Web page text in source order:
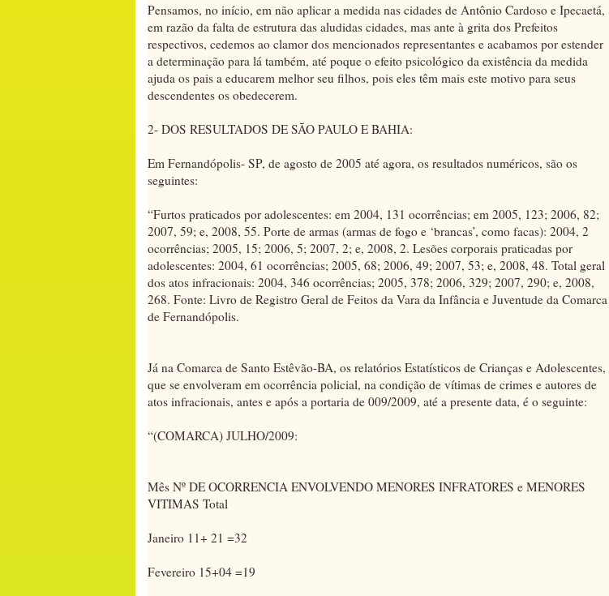
Pensamos, no início, em não aplicar a medida nas cidades de Antônio Cardoso e Ipecaetá,
em razão da falta de estrutura das aludidas cidades, mas ante à grita dos Prefeitos
respectivos, cedemos ao clamor dos mencionados representantes e acabamos por estender
a determinação para lá também, até poque o efeito psicológico da existência da medida
ajuda os pais a educarem melhor seu filhos, pois eles têm mais este motivo para seus
descendentes os obedecerem.
2- DOS RESULTADOS DE SÃO PAULO E BAHIA:
Em Fernandópolis- SP, de agosto de 2005 até agora, os resultados numéricos, são os
seguintes:
“Furtos praticados por adolescentes: em 2004, 131 ocorrências; em 2005, 123; 2006, 82;
2007, 59; e, 2008, 55. Porte de armas (armas de fogo e ‘brancas’, como facas): 2004, 2
ocorrências; 2005, 15; 2006, 5; 2007, 2; e, 2008, 2. Lesões corporais praticadas por
adolescentes: 2004, 61 ocorrências; 2005, 68; 2006, 49; 2007, 53; e, 2008, 48. Total geral
dos atos infracionais: 2004, 346 ocorrências; 2005, 378; 2006, 329; 2007, 290; e, 2008,
268. Fonte: Livro de Registro Geral de Feitos da Vara da Infância e Juventude da Comarca
de Fernandópolis.
Já na Comarca de Santo Estêvão-BA, os relatórios Estatísticos de Crianças e Adolescentes,
que se envolveram em ocorrência policial, na condição de vítimas de crimes e autores de
atos infracionais, antes e após a portaria de 009/2009, até a presente data, é o seguinte:
“(COMARCA) JULHO/2009:
Mês Nº DE OCORRENCIA ENVOLVENDO MENORES INFRATORES e MENORES
VITIMAS Total
Janeiro 11+ 21 =32
Fevereiro 15+04 =19